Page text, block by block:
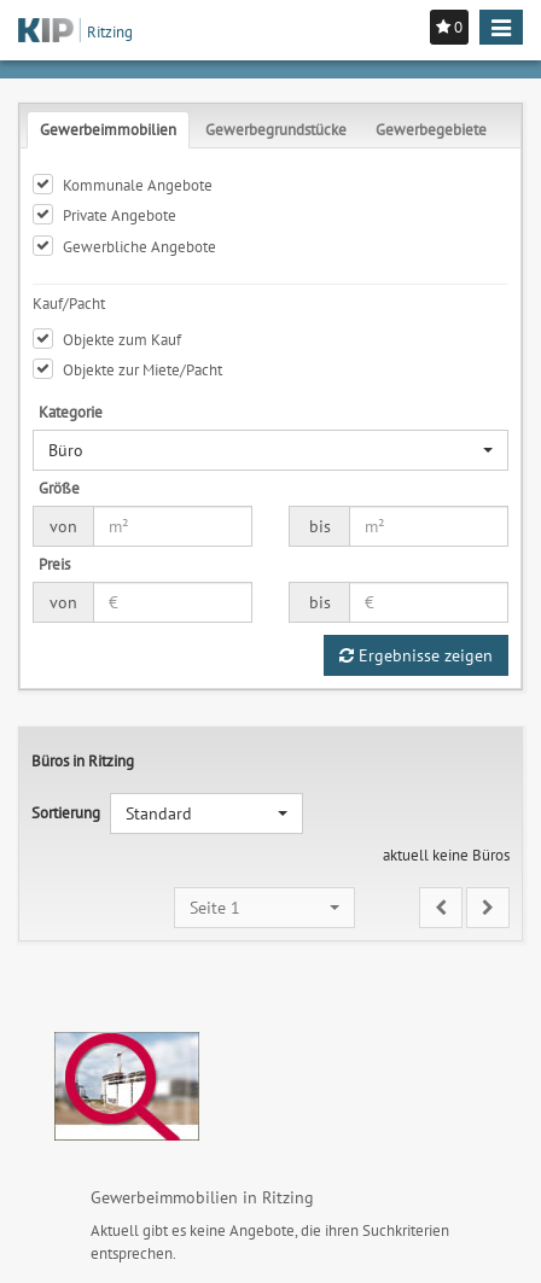
0
Toggle
Ritzing
Gewerbeimmobilien Gewerbegrundstücke Gewerbegebiete
Kommunale Angebote
Private Angebote
Gewerbliche Angebote
Kauf/Pacht
Objekte zum Kauf
Objekte zur Miete/Pacht
Kategorie
Büro
Größe
von
bis
Preis
von
bis
Ergebnisse zeigen
Büros in Ritzing
Sortierung
Standard
aktuell keine Büros
Seite 1
Gewerbeimmobilien in Ritzing
Aktuell gibt es keine Angebote, die ihren Suchkriterien
entsprechen.